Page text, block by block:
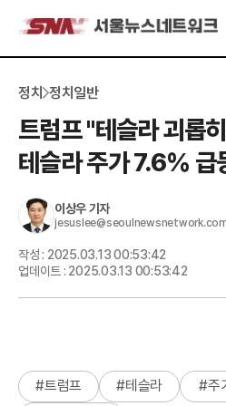
정치 정치일반
트럼프 "테슬라 괴롭
테슬라 주가 7.6% 급
이상우기자
작성 : 2025.03.13 00:53:42
업데이트 : 2025.03.13 00:53:42
#트럼프 #테슬라 #주